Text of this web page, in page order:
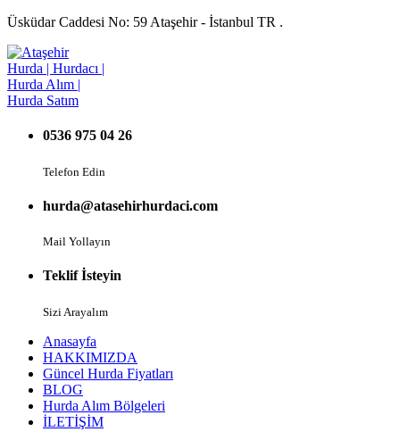
Üsküdar Caddesi No: 59 Ataşehir - İstanbul TR .
0536 975 04 26
Telefon Edin
hurda@atasehirhurdaci.com
Mail Yollayın
Teklif İsteyin
Sizi Arayalım
Anasayfa
HAKKIMIZDA
Güncel Hurda Fiyatları
BLOG
Hurda Alım Bölgeleri
İLETİŞİM